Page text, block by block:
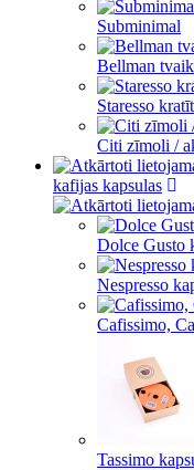
Subminimal
Bellman
Staresso
Citi zīmoli /
kafijas kapsulas
Dolce Gusto
Nespresso
Cafissimo,
Tassimo